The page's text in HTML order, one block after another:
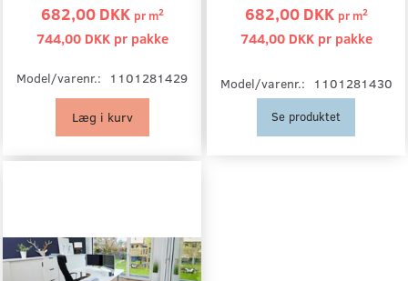
682,00 DKK prm2
744,00 DKK pr pakke
Model/varenr.: 1101281429
Læg i kurv
682,00 DKK prm2
744,00 DKK pr pakke
Model/varenr.: 1101281430
Se produktet